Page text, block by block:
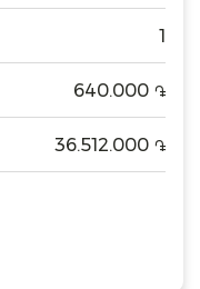
1
640.000 ֏
36.512.000 ֏